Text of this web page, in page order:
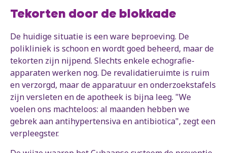
Tekorten door de blokkade
De huidige situatie is een ware beproeving. De
polikliniek is schoon en wordt goed beheerd, maar de
tekorten zijn nijpend. Slechts enkele echografie-
apparaten werken nog. De revalidatieruimte is ruim
en verzorgd, maar de apparatuur en onderzoekstafels
zijn versleten en de apotheek is bijna leeg. "We
voelen ons machteloos: al maanden hebben we
gebrek aan antihypertensiva en antibiotica", zegt een
verpleegster.